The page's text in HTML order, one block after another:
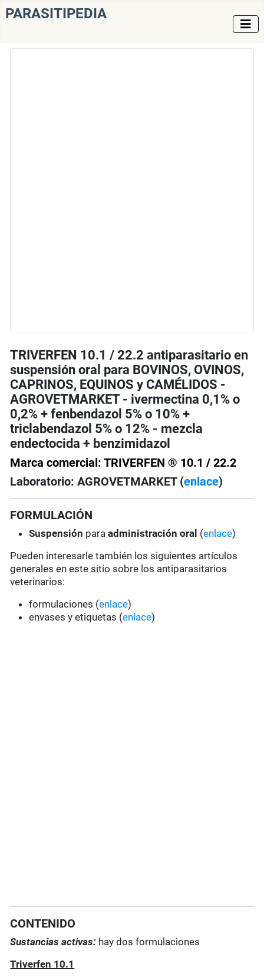
PARASITIPEDIA
TRIVERFEN 10.1 / 22.2 antiparasitario en
suspensión oral para BOVINOS, OVINOS,
CAPRINOS, EQUINOS y CAMÉLIDOS -
AGROVETMARKET - ivermectina 0,1% o
0,2% + fenbendazol 5% o 10% +
triclabendazol 5% o 12% - mezcla
endectocida + benzimidazol
Marca comercial: TRIVERFEN ® 10.1/22.2
Laboratorio: AGROVETMARKET (enlace)
FORMULACIÓN
Suspensión paraadministración oral (enlace)
Pueden interesarle también los siguientes artículos
generales en este sitio sobre los antiparasitarios
veterinarios:
formulaciones (enlace)
envases y etiquetas (enlace)
CONTENIDO
Sustancias activas: hay dos formulaciones
Triverfen 10.1